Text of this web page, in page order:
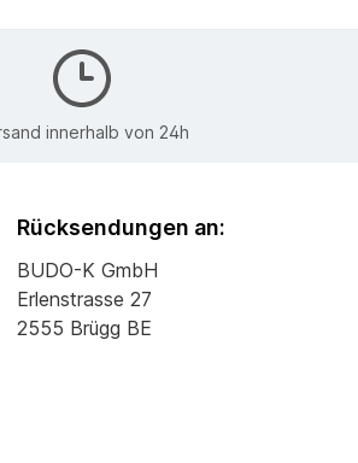
innerhalb von 24h
Rücksendungen an:
BUDO-K GmbH
Erlenstrasse 27
2555 Brügg BE